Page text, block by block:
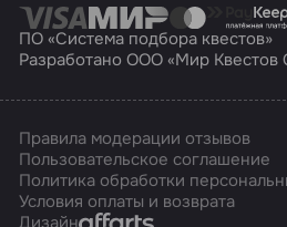
ПО «Система подбора квестов»
Разработано ООО «Мир Квестов
Правила модерации отзывов
Пользовательское соглашение
Политика обработки
Условия оплаты и возврата
ДизайнAffarts